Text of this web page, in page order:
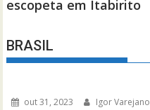
BRASIL
out 31, 2023 Igor Varejano